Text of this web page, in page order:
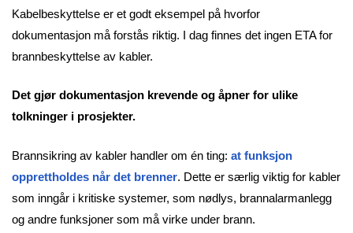
Kabelbeskyttelse er et godt eksempel på hvorfor
dokumentasjon må forstås riktig. I dag finnes det ingen ETA for
brannbeskyttelse av kabler.
Det gjør dokumentasjon krevende og åpner for ulike
tolkninger i prosjekter.
Brannsikring av kabler handler om én ting: at funksjon
opprettholdes når det brenner. Dette er særlig viktig for kabler
som inngår i kritiske systemer, som nødlys, brannalarmanlegg
og andre funksjoner som må virke under brann.